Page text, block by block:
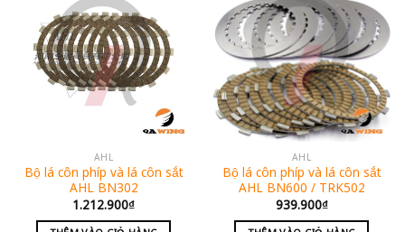
AHL
Bộ lá côn phíp và lá côn sắt
AHL BN302
1.212.900₫
AHL
Bộ lá côn phíp và lá côn sắt
AHL BN600 / TRK502
939.900₫